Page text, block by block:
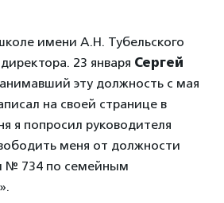
имени А.Н. Тубельского
23 января Сергей
эту должность с мая
на своей странице в
я попросил руководителя
меня от должности
№ 734 по семейным